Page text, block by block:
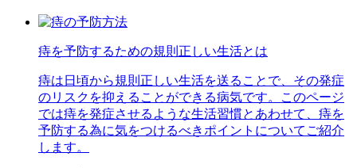
痔を予防するための規則正しい生活とは
痔は日頃から規則正しい生活を送ることで、その発症
のリスクを抑えることができる病気です。このページ
では痔を発症させるような生活習慣とあわせて、痔を
予防する為に気をつけるべきポイントについてご紹介
します。